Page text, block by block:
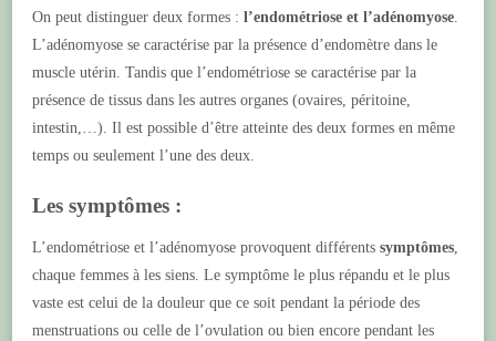
On peut distinguer deux formes : l’endométriose et l’adénomyose.
L’adénomyose se caractérise par la présence d’endomètre dans le
muscle utérin. Tandis que l’endométriose se caractérise par la
présence de tissus dans les autres organes (ovaires, péritoine,
intestin,…). Il est possible d’être atteinte des deux formes en même
temps ou seulement l’une des deux.
Les symptômes :
L’endométriose et l’adénomyose provoquent différents symptômes,
chaque femmes à les siens. Le symptôme le plus répandu et le plus
vaste est celui de la douleur que ce soit pendant la période des
menstruations ou celle de l’ovulation ou bien encore pendant les